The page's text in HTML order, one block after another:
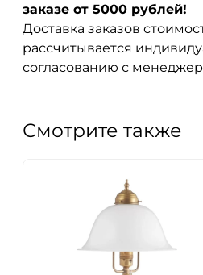
заказе от 5000 рублей!
Доставка заказов
рассчитывается
согласованию с
Смотрите также